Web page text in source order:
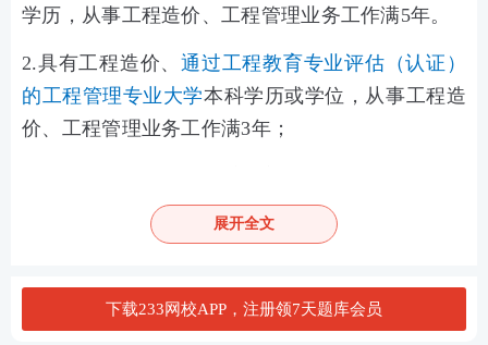
学历，从事工程造价、工程管理业务工作满5年。
2.具有工程造价、通过工程教育专业评估（认证）
的工程管理专业大学本科学历或学位，从事工程造
价、工程管理业务工作满3年；
位，从事工程造价、工程管理业务工作满4年。
二学士学位，从事工程造价、工程管理业务工作满
展开全文
下载233网校APP，注册领7天题库会员